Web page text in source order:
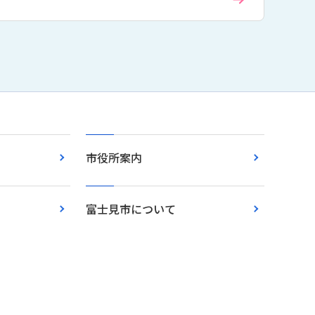
市役所案内
富士見市について